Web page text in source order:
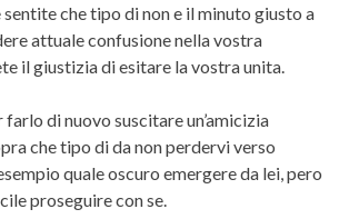
sentite che tipo di non e il minuto giusto a
attuale confusione nella vostra
il giustizia di esitare la vostra unita.
di nuovo suscitare un’amicizia
che tipo di da non perdervi verso
quale oscuro emergere da lei, pero
proseguire con se.